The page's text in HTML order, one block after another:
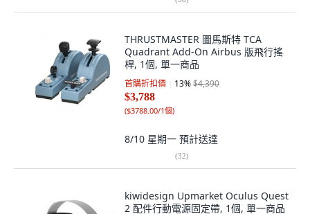
THRUSTMASTER 圖馬斯特 TCA
Quadrant Add-On Airbus 版飛行搖
桿, 1個, 單一商品
首購折扣價 13%$4,390
$3,788
($3788.00/1個)
8/10 星期一 預計送達
(32)
kiwidesign Upmarket Oculus Quest
2 配件行動電源固定帶, 1個, 單一商品